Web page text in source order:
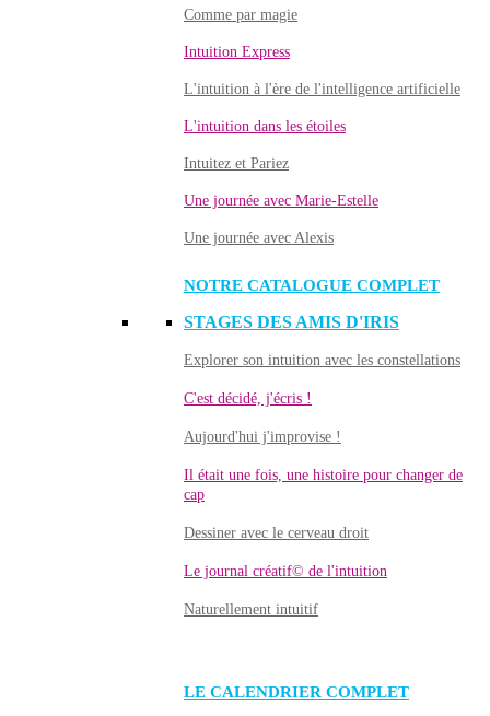
Comme par magie
Intuition Express
L'intuition à l'ère de l'intelligence artificielle
L'intuition dans les étoiles
Intuitez et Pariez
Une journée avec Marie-Estelle
Une journée avec Alexis
NOTRE CATALOGUE COMPLET
STAGES DES AMIS D'IRIS
Explorer son intuition avec les constellations
C'est décidé, j'écris !
Aujourd'hui j'improvise !
Il était une fois, une histoire pour changer de
cap
Dessiner avec le cerveau droit
Le journal créatif© de l'intuition
Naturellement intuitif
LE CALENDRIER COMPLET